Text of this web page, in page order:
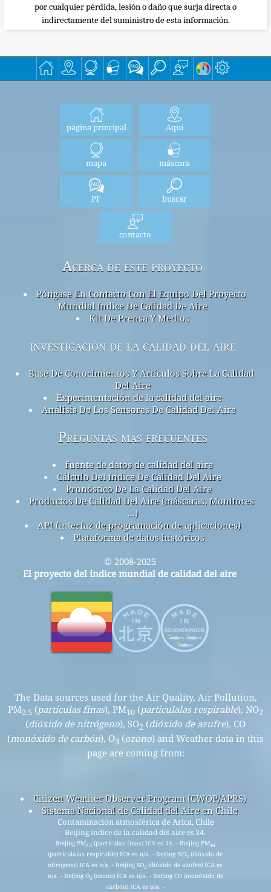
por cualquier pérdida, lesión o daño que surja directa o
indirectamente del suministro de esta información.
página principal Aquí
mapa máscara
PF buscar
contacto
Acerca de este proyecto
Póngase En Contacto Con El Equipo Del Proyecto
Mundial índice De Calidad De Aire
Kit De Prensa Y Medios
investigación de la calidad del aire
Base De Conocimientos Y Artículos Sobre La Calidad
Del Aire
Experimentación de la calidad del aire
Análisis De Los Sensores De Calidad Del Aire
Preguntas más frecuentes
fuente de datos de calidad del aire
Cálculo Del índice De Calidad Del Aire
Pronóstico De La Calidad Del Aire
Productos De Calidad Del Aire (máscaras, Monitores
...)
API (interfaz de programación de aplicaciones)
Plataforma de datos históricos
© 2008-2025
El proyecto del índice mundial de calidad del aire
The Data sources used for the Air Quality, Air Pollution,
PM2.5 (partículas finas), PM10 (particulalas respirable), NO2
(dióxido de nitrógeno), SO2 (dióxido de azufre), CO
(monóxido de carbón), O3 (ozono) and Weather data in this
page are coming from:
Citizen Weather Observer Program (CWOP/APRS)
Sistema Nacional de Calidad del Aire en Chile
Contaminación atmosférica de Arica, Chile
Beijing índice de la calidad del aire es 34.
Beijing PM2.5 (partículas finas) ICA es 34. - Beijing PM10
(particulalas respirable) ICA es n/a. - Beijing NO2 (dióxido de
nitrógeno) ICA es n/a. - Beijing SO2 (dióxido de azufre) ICA es
n/a. - Beijing O3(ozono) ICA es n/a. - Beijing CO (monóxido de
carbón) ICA es n/a. -